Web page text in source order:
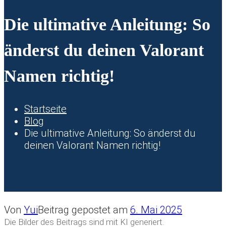
Die ultimative Anleitung: So
änderst du deinen Valorant
Namen richtig!
Startseite
Blog
Die ultimative Anleitung: So änderst du
deinen Valorant Namen richtig!
Von YuiBeitrag gepostet am 6. Mai 2025
Die Bilder des Beitrags sind mit KI generiert.